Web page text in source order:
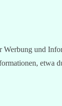
und
etwa